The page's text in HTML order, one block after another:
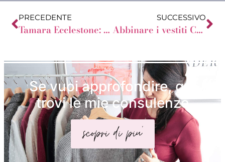
PRECEDENTE
Tamara Ecclestone: una triangolo Invertito
SUCCESSIVO
Abbinare i vestiti Chiari in inverno
Se vuoi approfondire, qui
trovi le mie consulenze
scopri di piu'